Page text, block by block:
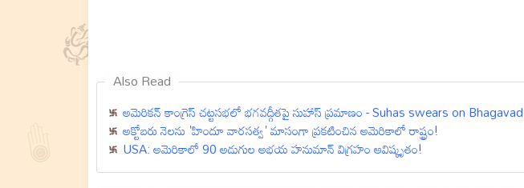
Also Read
అమెరికన్ కాంగ్రెస్ చట్టసభలో భగవద్గీతపై సుహాస్ ప్రమాణం - Suhas swears on
అక్టోబరు నెలను 'హిందూ వారసత్వ' మాసంగా ప్రకటించిన అమెరికాలో రాష్ట్రం!
USA: అమెరికాలో 90 అడుగుల అభయ హనుమాన్‌ విగ్రహం ఆవిష్కృతం!